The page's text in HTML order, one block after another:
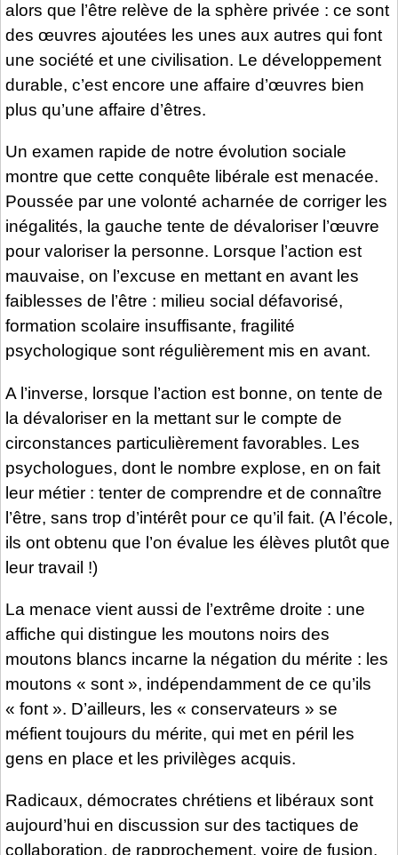
alors que l’être relève de la sphère privée : ce sont
des œuvres ajoutées les unes aux autres qui font
une société et une civilisation. Le développement
durable, c’est encore une affaire d’œuvres bien
plus qu’une affaire d’êtres.
Un examen rapide de notre évolution sociale
montre que cette conquête libérale est menacée.
Poussée par une volonté acharnée de corriger les
inégalités, la gauche tente de dévaloriser l’œuvre
pour valoriser la personne. Lorsque l’action est
mauvaise, on l’excuse en mettant en avant les
faiblesses de l’être : milieu social défavorisé,
formation scolaire insuffisante, fragilité
psychologique sont régulièrement mis en avant.
A l’inverse, lorsque l’action est bonne, on tente de
la dévaloriser en la mettant sur le compte de
circonstances particulièrement favorables. Les
psychologues, dont le nombre explose, en on fait
leur métier : tenter de comprendre et de connaître
l’être, sans trop d’intérêt pour ce qu’il fait. (A l’école,
ils ont obtenu que l’on évalue les élèves plutôt que
leur travail !)
La menace vient aussi de l’extrême droite : une
affiche qui distingue les moutons noirs des
moutons blancs incarne la négation du mérite : les
moutons « sont », indépendamment de ce qu’ils
« font ». D’ailleurs, les « conservateurs » se
méfient toujours du mérite, qui met en péril les
gens en place et les privilèges acquis.
Radicaux, démocrates chrétiens et libéraux sont
aujourd’hui en discussion sur des tactiques de
collaboration, de rapprochement, voire de fusion.